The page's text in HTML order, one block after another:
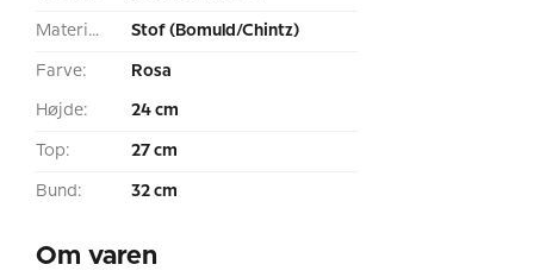
Materiale: Stof (Bomuld/Chintz)
Farve: Rosa
Højde: 24 cm
Top: 27 cm
Bund: 32 cm
Om varen